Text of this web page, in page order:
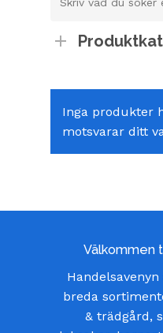
Inga produkter
motsvarar ditt
Välkommen
breda
& trädgård,